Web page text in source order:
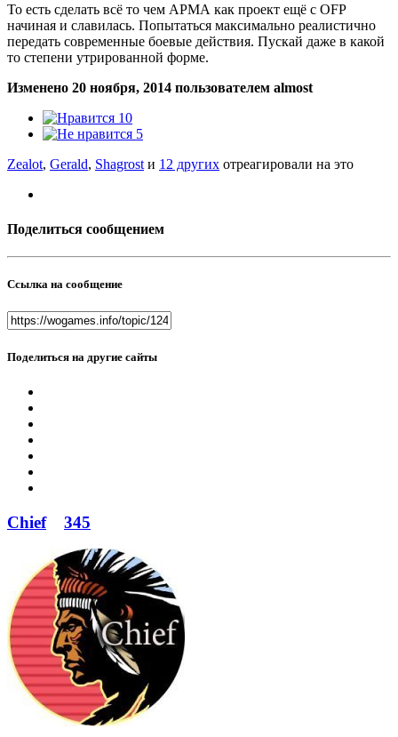
То есть сделать всё то чем АРМА как проект ещё с OFP
начиная и славилась. Попытаться максимально реалистично
передать современные боевые действия. Пускай даже в какой
то степени утрированной форме.
Изменено 20 ноября, 2014 пользователем almost
10
5
Zealot, Gerald, Shagrost и 12 других отреагировали на это
Поделиться сообщением
Ссылка на сообщение
Поделиться на другие сайты
Chief 345